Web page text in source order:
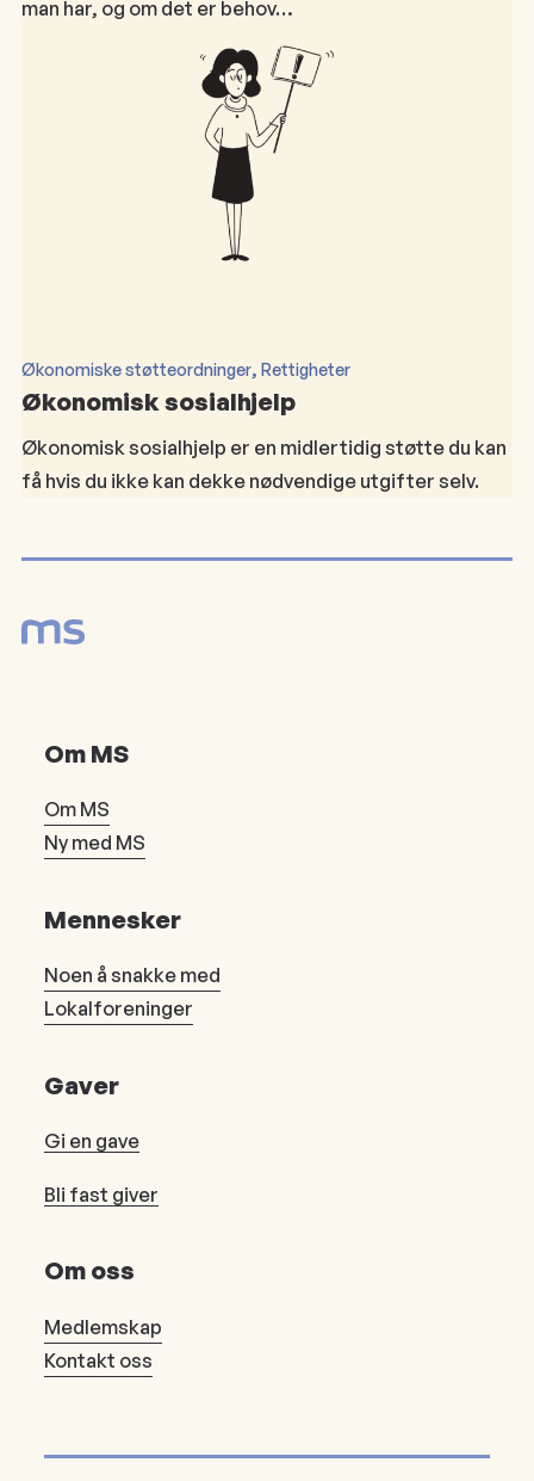
man har, og om det er behov…
Økonomiske støtteordninger, Rettigheter
Økonomisk sosialhjelp
Økonomisk sosialhjelp er en midlertidig støtte du kan
få hvis du ikke kan dekke nødvendige utgifter selv.
Om MS
Om MS
Ny med MS
Mennesker
Noen å snakke med
Lokalforeninger
Gaver
Gi en gave
Bli fast giver
Om oss
Medlemskap
Kontakt oss